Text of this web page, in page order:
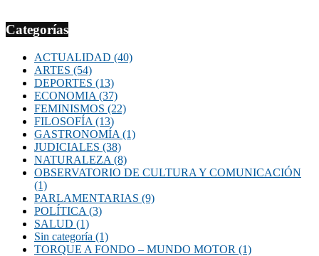
Categorías
ACTUALIDAD (40)
ARTES (54)
DEPORTES (13)
ECONOMIA (37)
FEMINISMOS (22)
FILOSOFÍA (13)
GASTRONOMÍA (1)
JUDICIALES (38)
NATURALEZA (8)
OBSERVATORIO DE CULTURA Y COMUNICACIÓN
(1)
PARLAMENTARIAS (9)
POLÍTICA (3)
SALUD (1)
Sin categoría (1)
TORQUE A FONDO – MUNDO MOTOR (1)